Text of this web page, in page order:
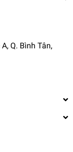
Q. Bình Tân,